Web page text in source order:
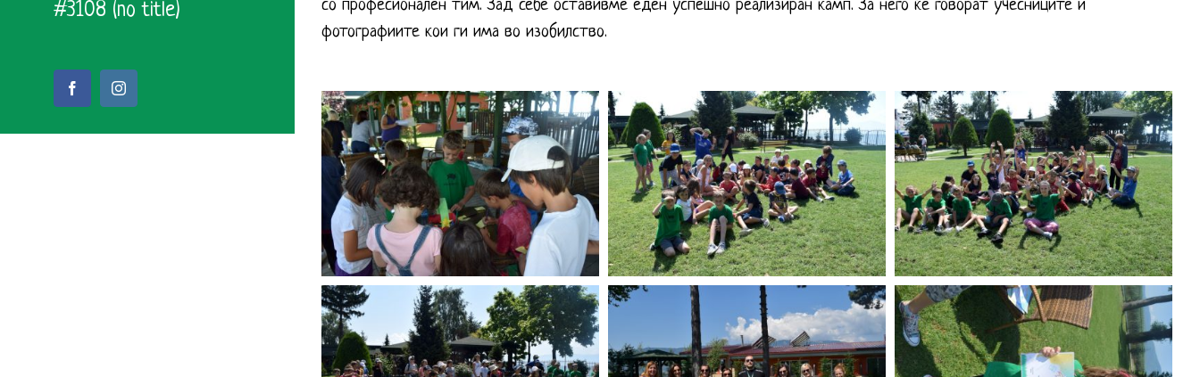
#3108 (no title)
FacebookInstagram
со професионален тим. Зад себе оставивме еден успешно реализиран камп. За него ќе говорат учесниците и
фотографиите кои ги има во изобилство.